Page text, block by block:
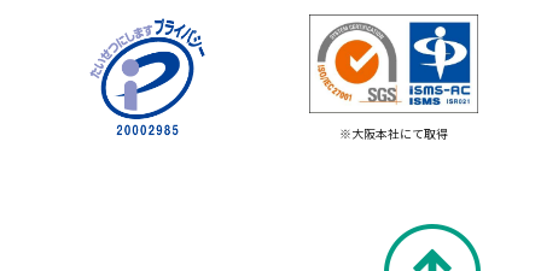
※大阪本社にて取得